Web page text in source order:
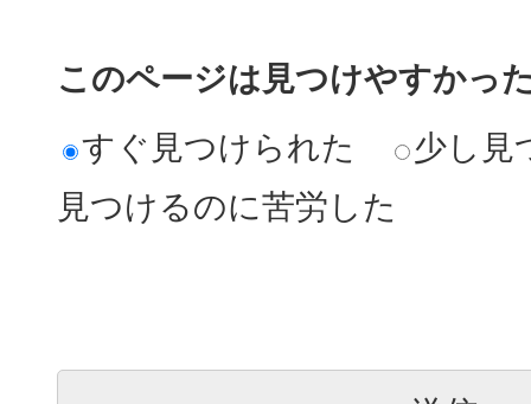
このページは見つけやすかっ
すぐ見つけられた
少し見
見つけるのに苦労した